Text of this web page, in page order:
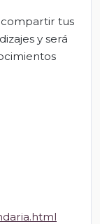
compartir tus
y será